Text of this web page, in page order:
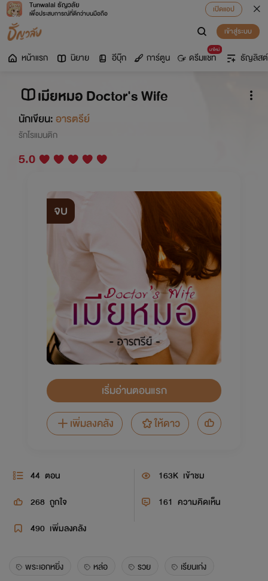
Tunwalai ธัญวลัย
เพื่อประสบการณ์ที่ดีกว่าบนมือถือ
เปิดแอป
เข้าสู่ระบบ
หน้าแรก นิยาย อีบุ๊ก การ์ตูน
มาใหม่
ดรีมแชท ธัญลิสต์
เมียหมอ Doctor's Wife
นักเขียน:อารตรีย์
รักโรแมนติก
5.0
จบ
เริ่มอ่านตอนแรก
เพิ่มลงคลัง
ให้ดาว
44 ตอน 163K เข้าชม
268 ถูกใจ 161 ความคิดเห็น
490 เพิ่มลงคลัง
พระเอกหยิ่ง หล่อ รวย
เรียนเก่ง